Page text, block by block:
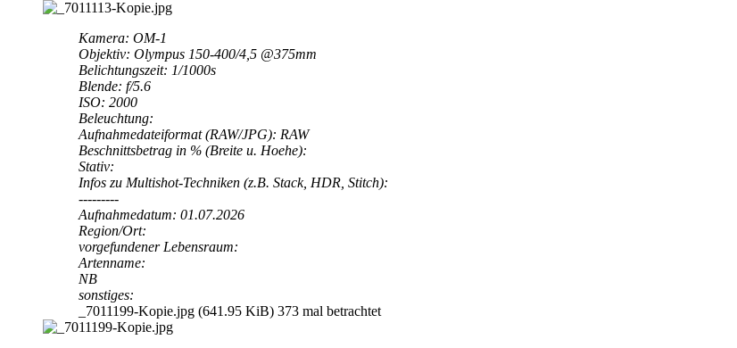
Kamera: OM-1
Objektiv: Olympus 150-400/4,5 @375mm
Belichtungszeit: 1/1000s
Blende: f/5.6
ISO: 2000
Beleuchtung:
Aufnahmedateiformat (RAW/JPG): RAW
Beschnittsbetrag in % (Breite u. Hoehe):
Stativ:
Infos zu Multishot-Techniken (z.B. Stack, HDR, Stitch):
---------
Aufnahmedatum: 01.07.2026
Region/Ort:
vorgefundener Lebensraum:
Artenname:
NB
sonstiges:
_7011199-Kopie.jpg (641.95 KiB) 373 mal betrachtet